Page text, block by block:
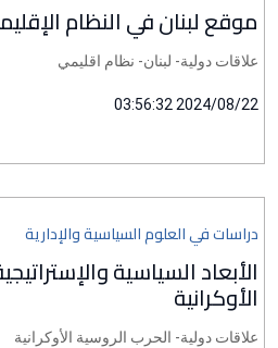
موقع لبنان في النظام
علاقات دولية- لبنان- نظام اقليمي
2024/08/22 03:56:32
دراسات في العلوم السياسية والإدارية
الأبعاد السياسية
الأوكرانية
علاقات دولية- الحرب الروسية الأوكرانية